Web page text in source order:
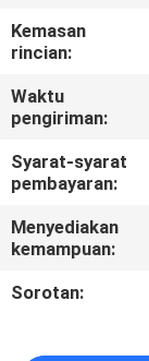
HUBUNGI
BLOG/
Kemasan
rincian:
Waktu
pengiriman:
Syarat-syarat
pembayaran:
Menyediakan
kemampuan:
Sorotan: